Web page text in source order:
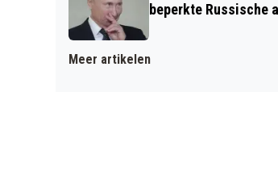
beperkte Russische
Meer artikelen